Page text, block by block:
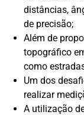
distâncias,
de precisão;
Além de
topográfico
como
Um dos
realizar
A utilização